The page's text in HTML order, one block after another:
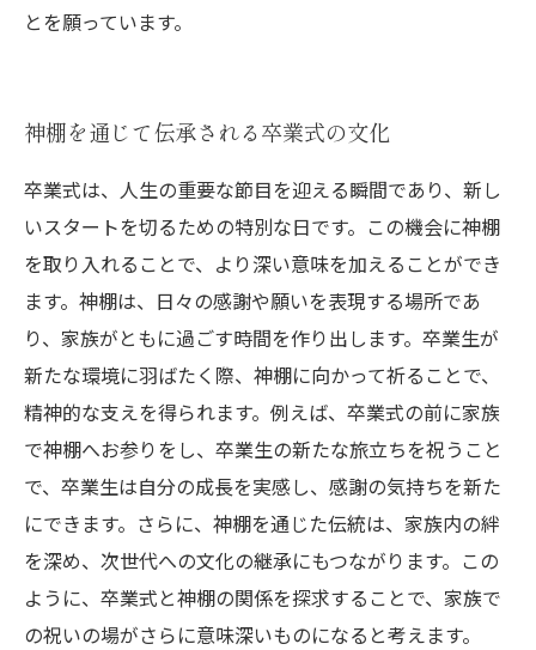
とを願っています。
神棚を通じて伝承される卒業式の文化
卒業式は、人生の重要な節目を迎える瞬間であり、新し
いスタートを切るための特別な日です。この機会に神棚
を取り入れることで、より深い意味を加えることができ
ます。神棚は、日々の感謝や願いを表現する場所であ
り、家族がともに過ごす時間を作り出します。卒業生が
新たな環境に羽ばたく際、神棚に向かって祈ることで、
精神的な支えを得られます。例えば、卒業式の前に家族
で神棚へお参りをし、卒業生の新たな旅立ちを祝うこと
で、卒業生は自分の成長を実感し、感謝の気持ちを新た
にできます。さらに、神棚を通じた伝統は、家族内の絆
を深め、次世代への文化の継承にもつながります。この
ように、卒業式と神棚の関係を探求することで、家族で
の祝いの場がさらに意味深いものになると考えます。